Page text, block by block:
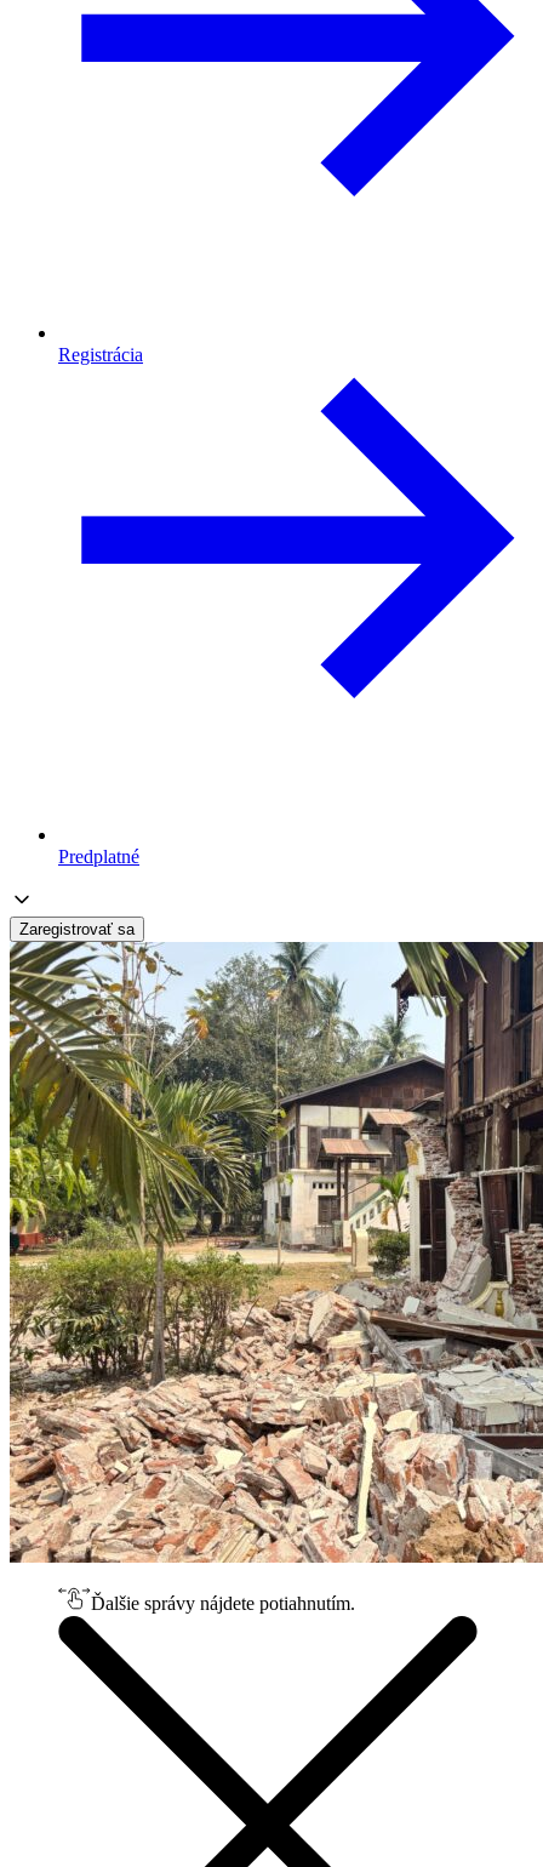
Registrácia
Predplatné
Zaregistrovať sa
Ďalšie správy nájdete potiahnutím.